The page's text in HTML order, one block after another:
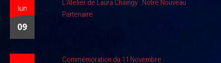
lun
09
L’Atelier de Laura Chaingy : Notre Nouveau
Partenaire
Commémoration du 11 Novembre